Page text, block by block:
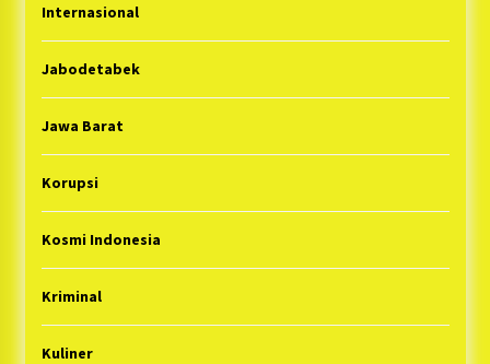
Internasional
Jabodetabek
Jawa Barat
Korupsi
Kosmi Indonesia
Kriminal
Kuliner